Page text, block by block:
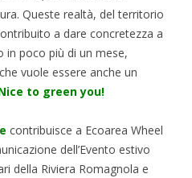
Queste realtà, del territorio
a dare concretezza a
poco più di un mese,
vuole essere anche un
to green you!
contribuisce a Ecoarea Wheel
dell’Evento estivo
della Riviera Romagnola e